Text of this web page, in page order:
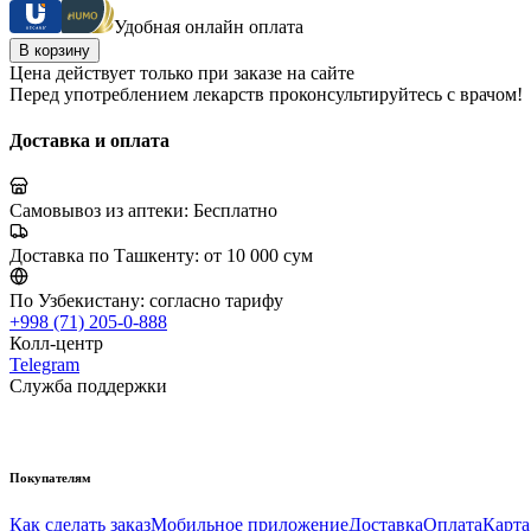
Удобная онлайн оплата
В корзину
Цена действует только при заказе на сайте
Перед употреблением лекарств проконсультируйтесь с врачом!
Доставка и оплата
Самовывоз из аптеки: Бесплатно
Доставка по Ташкенту: от 10 000 сум
По Узбекистану: согласно тарифу
+998 (71) 205-0-888
Колл-центр
Telegram
Служба поддержки
Покупателям
Как сделать заказМобильное приложениеДоставкаОплата